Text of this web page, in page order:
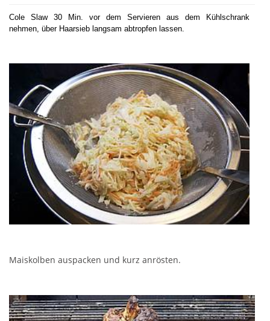
Cole Slaw 30 Min. vor dem Servieren aus dem Kühlschrank
nehmen, über Haarsieb langsam abtropfen lassen.
Maiskolben auspacken und kurz anrösten.